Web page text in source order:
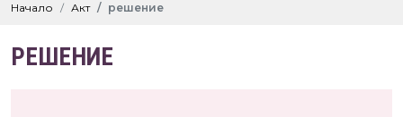
Начало Акт решение
РЕШЕНИЕ